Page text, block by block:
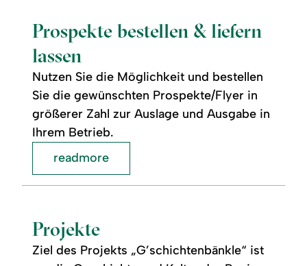
Prospekte bestellen & liefern
lassen
Nutzen Sie die Möglichkeit und bestellen
Sie die gewünschten Prospekte/Flyer in
größerer Zahl zur Auslage und Ausgabe in
Ihrem Betrieb.
liefern
lassen
readmore
Projekte
Ziel des Projekts „G’schichtenbänkle“ ist
readmore: